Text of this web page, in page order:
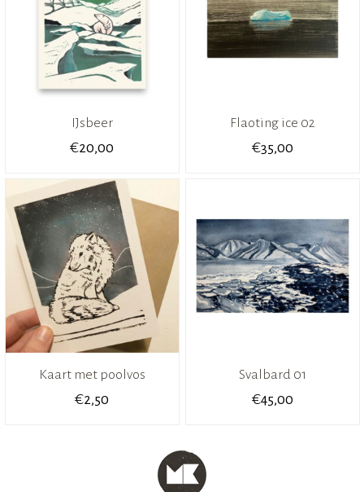
IJsbeer
€20,00
Flaoting ice 02
€35,00
Kaart met poolvos
€2,50
Svalbard 01
€45,00